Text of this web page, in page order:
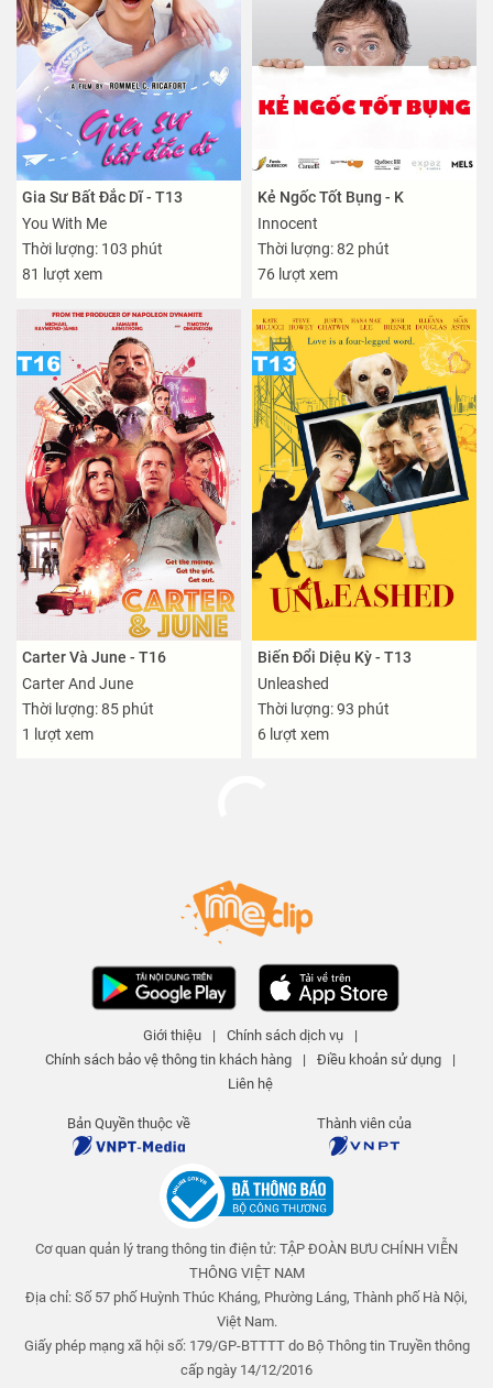
Gia Sư Bất Đắc Dĩ - T13
You With Me
Thời lượng: 103 phút
81 lượt xem
Kẻ Ngốc Tốt Bụng - K
Innocent
Thời lượng: 82 phút
76 lượt xem
Carter Và June - T16
Carter And June
Thời lượng: 85 phút
1 lượt xem
Biến Đổi Diệu Kỳ - T13
Unleashed
Thời lượng: 93 phút
6 lượt xem
Giới thiệu | Chính sách dịch vụ
|
Chính sách bảo vệ thông tin khách hàng
| Điều khoản sử dụng
|
Liên hệ
Bản Quyền thuộc về Thành viên của
Cơ quan quản lý trang thông tin điện tử: TẬP ĐOÀN BƯU CHÍNH VIỄN
THÔNG VIỆT NAM
Địa chỉ: Số 57 phố Huỳnh Thúc Kháng, Phường Láng, Thành phố Hà Nội,
Việt Nam.
Giấy phép mạng xã hội số: 179/GP-BTTTT do Bộ Thông tin Truyền thông
cấp ngày 14/12/2016